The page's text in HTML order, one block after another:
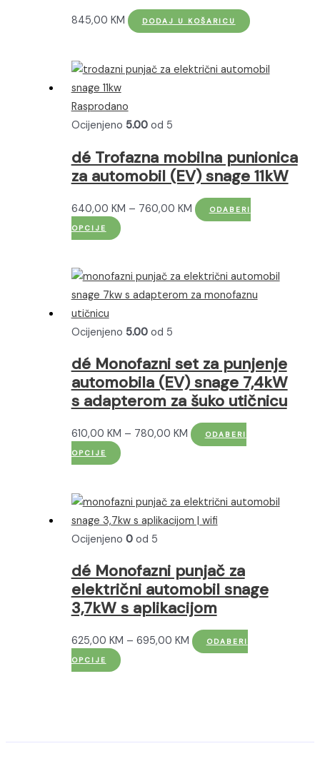
845,00 KM DODAJ U KOŠARICU
Rasprodano
Ocijenjeno 5.00od 5
dé Trofazna mobilna punionica
za automobil (EV) snage 11kW
640,00 KM – 760,00 KMRaspon
do
760,00 KM
ODABERI
OPCIJE
Ovaj
više
varijanti.
se
mogu
odabrati
na
stranici
proizvoda
Ocijenjeno 5.00od 5
dé Monofazni set za punjenje
automobila (EV) snage 7,4kW
s adapterom za šuko utičnicu
610,00 KM – 780,00 KMRaspon
do
780,00 KM
ODABERI
OPCIJE
Ovaj
više
varijanti.
Opcije
mogu
odabrati
na
stranici
proizvoda
Ocijenjeno 0od 5
dé Monofazni punjač za
električni automobil snage
3,7kW s aplikacijom
625,00 KM – 695,00 KMRasponODABERI
OPCIJE
Ovaj